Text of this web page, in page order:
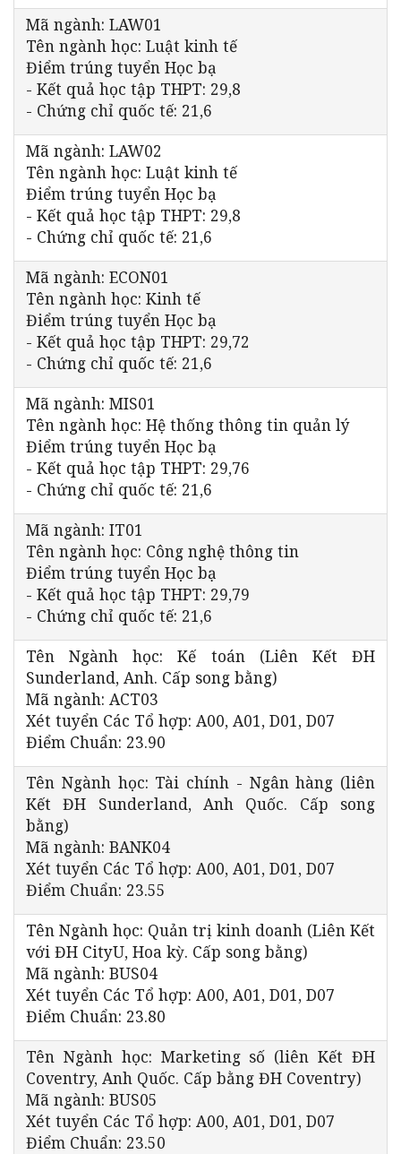
Mã ngành: LAW01
Tên ngành học: Luật kinh tế
Điểm trúng tuyển Học bạ
- Kết quả học tập THPT: 29,8
- Chứng chỉ quốc tế: 21,6
Mã ngành: LAW02
Tên ngành học: Luật kinh tế
Điểm trúng tuyển Học bạ
- Kết quả học tập THPT: 29,8
- Chứng chỉ quốc tế: 21,6
Mã ngành: ECON01
Tên ngành học: Kinh tế
Điểm trúng tuyển Học bạ
- Kết quả học tập THPT: 29,72
- Chứng chỉ quốc tế: 21,6
Mã ngành: MIS01
Tên ngành học: Hệ thống thông tin quản lý
Điểm trúng tuyển Học bạ
- Kết quả học tập THPT: 29,76
- Chứng chỉ quốc tế: 21,6
Mã ngành: IT01
Tên ngành học: Công nghệ thông tin
Điểm trúng tuyển Học bạ
- Kết quả học tập THPT: 29,79
- Chứng chỉ quốc tế: 21,6
Tên Ngành học: Kế toán (Liên Kết ĐH
Sunderland, Anh. Cấp song bằng)
Mã ngành: ACT03
Xét tuyển Các Tổ hợp: A00, A01, D01, D07
Điểm Chuẩn: 23.90
Tên Ngành học: Tài chính - Ngân hàng (liên
Kết ĐH Sunderland, Anh Quốc. Cấp song
bằng)
Mã ngành: BANK04
Xét tuyển Các Tổ hợp: A00, A01, D01, D07
Điểm Chuẩn: 23.55
Tên Ngành học: Quản trị kinh doanh (Liên Kết
với ĐH CityU, Hoa kỳ. Cấp song bằng)
Mã ngành: BUS04
Xét tuyển Các Tổ hợp: A00, A01, D01, D07
Điểm Chuẩn: 23.80
Tên Ngành học: Marketing số (liên Kết ĐH
Coventry, Anh Quốc. Cấp bằng ĐH Coventry)
Mã ngành: BUS05
Xét tuyển Các Tổ hợp: A00, A01, D01, D07
Điểm Chuẩn: 23.50